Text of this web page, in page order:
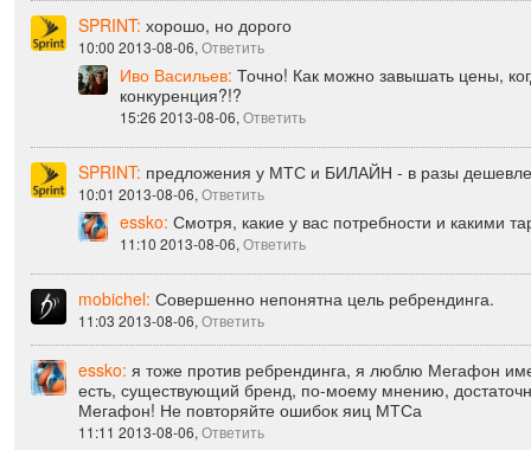
SPRINT: хорошо, но дорого
10:00 2013-08-06, Ответить
Иво Васильев: Точно! Как можно завышать цены,
конкуренция?!?
15:26 2013-08-06, Ответить
SPRINT: предложения у МТС и БИЛАЙН - в разы
10:01 2013-08-06, Ответить
essko: Смотря, какие у вас потребности и какими
11:10 2013-08-06, Ответить
mobichel: Совершенно непонятна цель ребрендинга.
11:03 2013-08-06, Ответить
essko: я тоже против ребрендинга, я люблю Мегафон
есть, существующий бренд, по-моему мнению,
Мегафон! Не повторяйте ошибок яиц МТСа
11:11 2013-08-06, Ответить